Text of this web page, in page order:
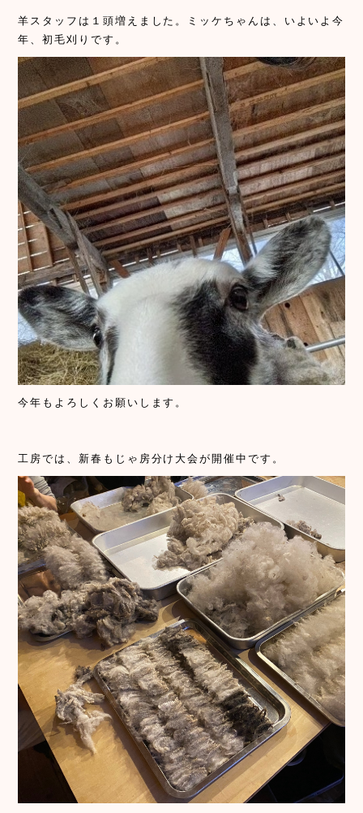
羊スタッフは１頭増えました。ミッケちゃんは、いよいよ今
年、初毛刈りです。
今年もよろしくお願いします。
工房では、新春もじゃ房分け大会が開催中です。